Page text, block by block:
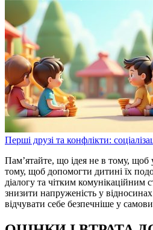
Перші друзі та конфлікти:
Пам’ятайте, що ідея не в тому,
тому, щоб допомогти дитині їх
діалогу та чітким комунікаційним
знизити напруженість у
відчувати себе безпечніше у